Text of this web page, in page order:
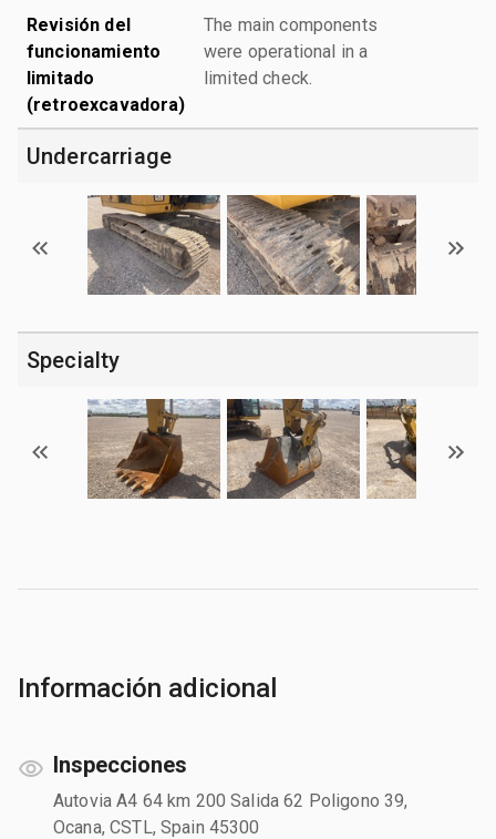
Revisión del
funcionamiento
limitado
(retroexcavadora)
The main components
were operational in a
limited check.
Undercarriage
Specialty
Información adicional
Inspecciones
Autovia A4 64 km 200 Salida 62 Poligono 39,
Ocana, CSTL, Spain 45300